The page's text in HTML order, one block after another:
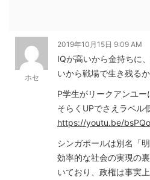
ホセ
2019年10月15日 9:09 AM
IQが高いから金持ちに
いから戦場で生き残る
P学生がリークアンユ
そらくUPでさえラベル
https://youtu.be/
シンガポールは別名「
効率的な社会の実現の
いており、政権は事実上